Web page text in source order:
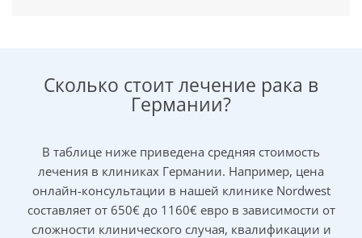
Сколько стоит лечение рака в
Германии?
В таблице ниже приведена средняя стоимость
лечения в клиниках Германии. Например, цена
онлайн-консультации в нашей клинике Nordwest
составляет от 650€ до 1160€ евро в зависимости от
сложности клинического случая, квалификации и